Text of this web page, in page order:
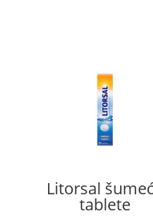
Litorsal
tablete